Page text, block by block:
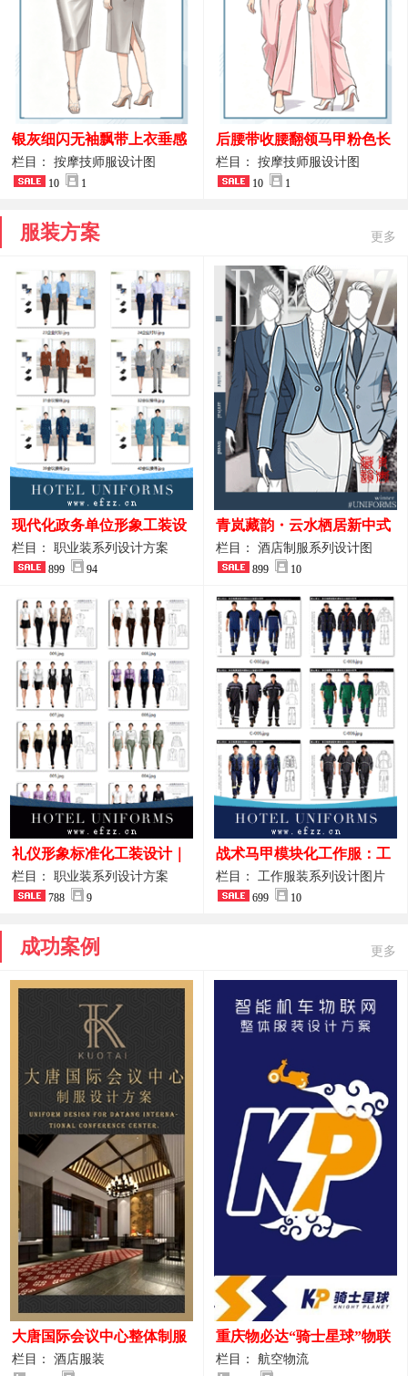
银灰细闪无袖飘带上衣垂感
开叉中长裙 星级酒店前厅礼
仪高级全套工作服
栏目： 按摩技师服设计图
10 1
后腰带收腰翻领马甲粉色长
裤套装 美容门店前台主管精
致高级工装
栏目： 按摩技师服设计图
10 1
服装方案 更多
现代化政务单位形象工装设
计｜国风会务接待西装制服
整套方案
栏目： 职业装系列设计方案
899 94
青岚藏韵・云水栖居新中式
酒店全岗位制服设计原创作
品图
栏目： 酒店制服系列设计图
899 10
礼仪形象标准化工装设计｜
高端服务业仪态塑造专属职
业装系列
栏目： 职业装系列设计方案
788 9
战术马甲模块化工作服：工
程巡检与设备调试岗位的多
功能收纳设计
栏目： 工作服装系列设计图片
699 10
成功案例 更多
大唐国际会议中心整体制服
设计案例
栏目： 酒店服装
重庆物必达“骑士星球”物联
网派送人员服装设计案例
栏目： 航空物流